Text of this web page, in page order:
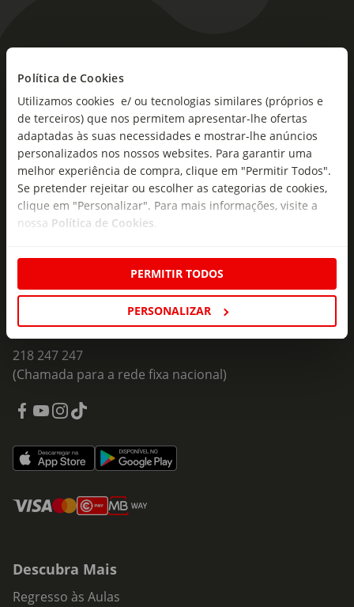
Política de Cookies
Utilizamos cookies e/ ou tecnologias similares (próprios e
de terceiros) que nos permitem apresentar-lhe ofertas
adaptadas às suas necessidades e mostrar-lhe anúncios
personalizados nos nossos websites. Para garantir uma
melhor experiência de compra, clique em "Permitir Todos".
Se pretender rejeitar ou escolher as categorias de cookies,
clique em "Personalizar". Para mais informações, visite a
nossa Política de Cookies
PERMITIR TODOS
PERSONALIZAR
seu e-mail!
Subscreva e descubra campanhas exclusivas,
ofertas e novidades para si.
Insira o seu e-
mail
Subscrever
Formulário de Contacto
218 247 247
(Chamada para a rede fixa nacional)
Descubra Mais
Regresso às Aulas